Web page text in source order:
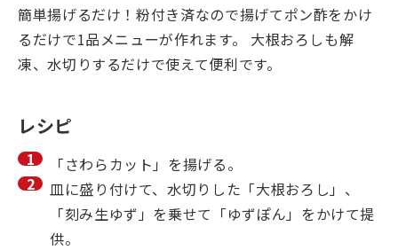
簡単揚げるだけ！粉付き済なので揚げてポン酢をかけ
るだけで1品メニューが作れます。 大根おろしも解
凍、水切りするだけで使えて便利です。
レシピ
「さわらカット」を揚げる。
皿に盛り付けて、水切りした「大根おろし」、
「刻み生ゆず」を乗せて「ゆずぽん」をかけて提
供。